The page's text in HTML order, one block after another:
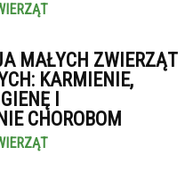
MAŁYCH ZWIERZĄT
KARMIENIE,
I
CHOROBOM